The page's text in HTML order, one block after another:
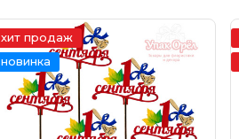
хит продаж
новинка